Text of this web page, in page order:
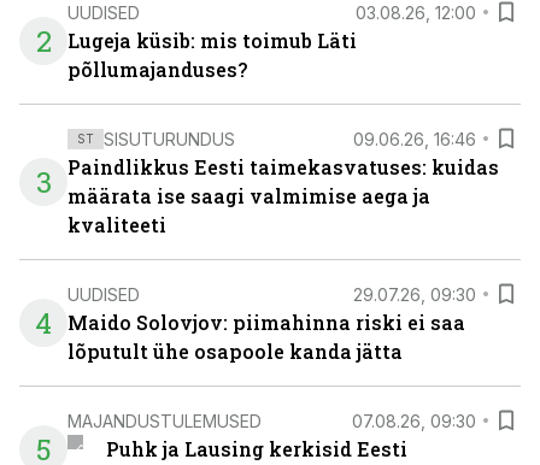
2
UUDISED 03.08.26, 12:00
Lugeja küsib: mis toimub Läti
põllumajanduses?
3
ST SISUTURUNDUS 09.06.26, 16:46
Paindlikkus Eesti taimekasvatuses: kuidas
määrata ise saagi valmimise aega ja
kvaliteeti
4
UUDISED 29.07.26, 09:30
Maido Solovjov: piimahinna riski ei saa
lõputult ühe osapoole kanda jätta
5
MAJANDUSTULEMUSED 07.08.26, 09:30
Puhk ja Lausing kerkisid Eesti